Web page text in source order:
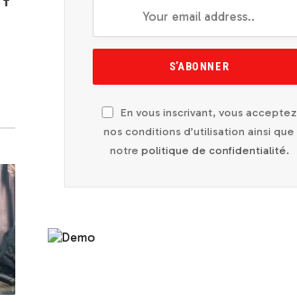
En vous inscrivant, vous acceptez
nos conditions d’utilisation ainsi que
notre politique de confidentialité.